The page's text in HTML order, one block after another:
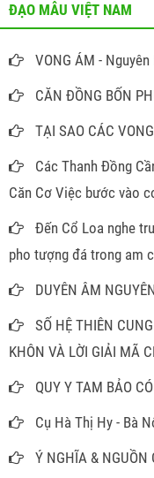
ĐẠO MẪU VIỆT NAM
VONG ÁM -
CĂN ĐỒNG BỐN
TẠI SAO CÁC
Các Thanh Đồng
Căn Cơ Việc bước vào
Đến Cổ Loa nghe
pho tượng đá trong am
DUYÊN ÂM
SỐ HỆ THIÊN
KHÔN VÀ LỜI GIẢI MÃ
THẾ
QUY Y TAM BẢO
Cụ Hà Thị Hy - Bà
Ý NGHĨA & NGUỒN